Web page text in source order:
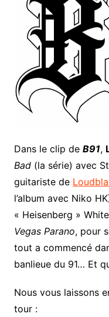
Dans le clip de B91,
Bad(la série) avec
guitariste de
l’album avec Niko
« Heisenberg »
Vegas Parano, pour
tout a commencé
banlieue du 91… Et
Nous vous laissons
tour :